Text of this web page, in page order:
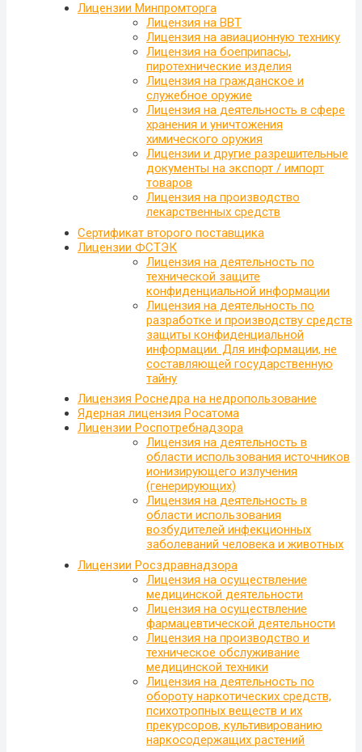
Лицензии Минпромторга
Лицензия на ВВТ
Лицензия на авиационную технику
Лицензия на боеприпасы,
пиротехнические изделия
Лицензия на гражданское и
служебное оружие
Лицензия на деятельность в сфере
хранения и уничтожения
химического оружия
Лицензии и другие разрешительные
документы на экспорт / импорт
товаров
Лицензия на производство
лекарственных средств
Сертификат второго поставщика
Лицензии ФСТЭК
Лицензия на деятельность по
технической защите
конфиденциальной информации
Лицензия на деятельность по
разработке и производству средств
защиты конфиденциальной
информации. Для информации, не
составляющей государственную
тайну
Лицензия Роснедра на недропользование
Ядерная лицензия Росатома
Лицензии Роспотребнадзора
Лицензия на деятельность в
области использования источников
ионизирующего излучения
(генерирующих)
Лицензия на деятельность в
области использования
возбудителей инфекционных
заболеваний человека и животных
Лицензии Росздравнадзора
Лицензия на осуществление
медицинской деятельности
Лицензия на осуществление
фармацевтической деятельности
Лицензия на производство и
техническое обслуживание
медицинской техники
Лицензия на деятельность по
обороту наркотических средств,
психотропных веществ и их
прекурсоров, культивированию
наркосодержащих растений